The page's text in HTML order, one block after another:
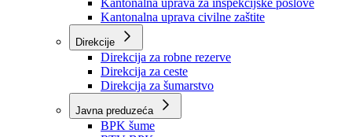
Pedagoški zavod
Kantonalna uprava za inspekcijske poslove
Kantonalna uprava civilne zaštite
Direkcije
Direkcija za robne rezerve
Direkcija za ceste
Direkcija za šumarstvo